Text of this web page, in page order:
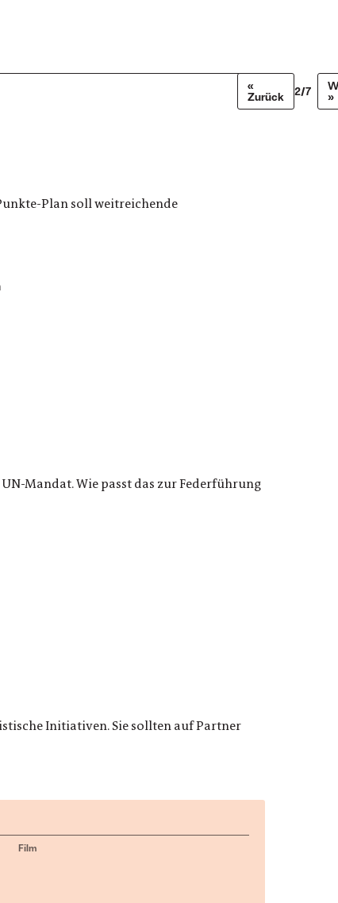
Plan soll weitreichende
Mandat. Wie passt das zur Federführung
Initiativen. Sie sollten auf Partner
Film
«
Zurück
2/7
»